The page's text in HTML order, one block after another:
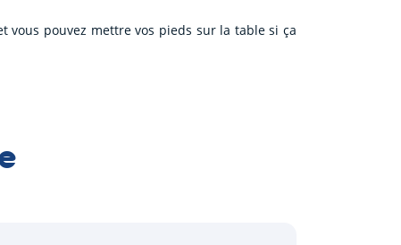
vous pouvez mettre vos pieds sur la table si ça